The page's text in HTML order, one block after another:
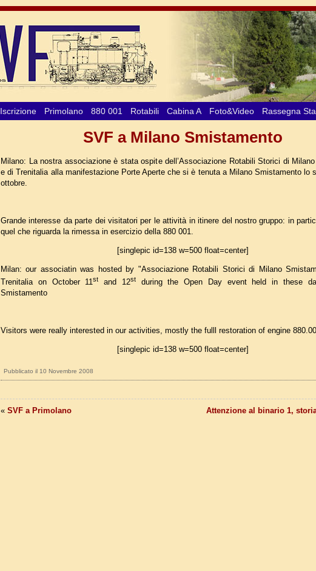
Iscrizione Primolano 880 001 Rotabili Cabina A Foto&Video Rassegna
SVF a Milano Smistamento
Milano: La nostra associazione è stata ospite dell’Associazione Rotabili Storici di
e di Trenitalia alla manifestazione Porte Aperte che si è tenuta a Milano Smistamento lo
ottobre.
Grande interesse da parte dei visitatori per le attività in itinere del nostro gruppo: in
quel che riguarda la rimessa in esercizio della 880 001.
[singlepic id=138 w=500 float=center]
Milan: our associatin was hosted by "Associazione Rotabili Storici di Milano
Trenitalia on October 11st and 12stduring the Open Day event held in these
Smistamento
Visitors were really interested in our activities, mostly the fulll restoration of engine
[singlepic id=138 w=500 float=center]
Pubblicato il 10 Novembre 2008
« SVF a Primolano Attenzione al binario 1,